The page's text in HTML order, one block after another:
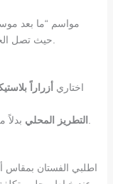
مواسم “ما بعد
حيث تصل
اختاري أزراراً
التطريز المحلي
اطلبي الفستان بمقاس